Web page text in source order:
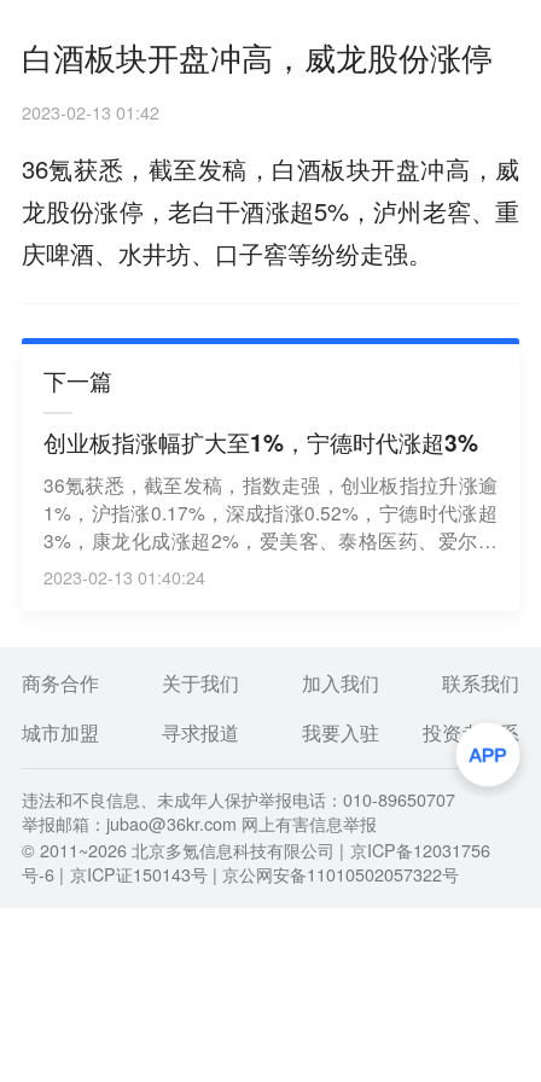
白酒板块开盘冲高，威龙股份涨停
2023-02-13 01:42
36氪获悉，截至发稿，白酒板块开盘冲高，威
龙股份涨停，老白干酒涨超5%，泸州老窖、重
庆啤酒、水井坊、口子窖等纷纷走强。
下一篇
创业板指涨幅扩大至1%，宁德时代涨超3%
36氪获悉，截至发稿，指数走强，创业板指拉升涨逾
1%，沪指涨0.17%，深成指涨0.52%，宁德时代涨超
3%，康龙化成涨超2%，爱美客、泰格医药、爱尔眼
科涨超1%。
2023-02-13 01:40:24
商务合作 关于我们 加入我们
联系我们
城市加盟
寻求报道 我要入驻 投资者关系
违法和不良信息、未成年人保护举报电话：010-89650707
举报邮箱：jubao@36kr.com 网上有害信息举报
© 2011~2026北京多氪信息科技有限公司 | 京ICP备12031756
号-6 | 京ICP证150143号 | 京公网安备11010502057322号